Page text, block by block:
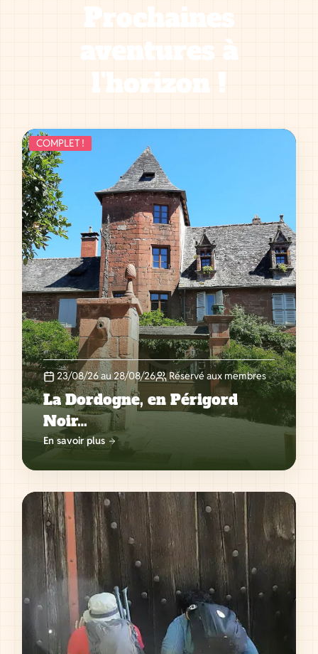
Prochaines
aventures à
l'horizon !
COMPLET !
23/08/26 au 28/08/26 Réservé aux membres
La Dordogne, en Périgord
Noir…
En savoir plus